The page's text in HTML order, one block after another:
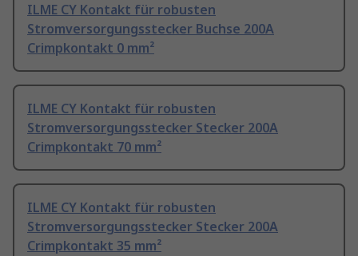
ILME CY Kontakt für robusten
Stromversorgungsstecker Buchse 200A
Crimpkontakt 0 mm²
ILME CY Kontakt für robusten
Stromversorgungsstecker Stecker 200A
Crimpkontakt 70 mm²
ILME CY Kontakt für robusten
Stromversorgungsstecker Stecker 200A
Crimpkontakt 35 mm²